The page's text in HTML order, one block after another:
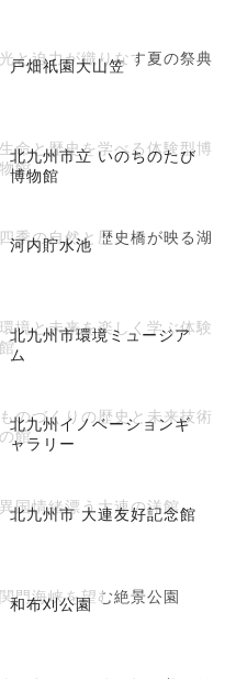
戸畑祇園大山笠
光と迫力が織りなす夏の祭典
北九州市立 いのちのたび
博物館
生命と歴史を学べる体験型博
物館
河内貯水池
四季の自然と歴史橋が映る湖
北九州市環境ミュージア
ム
環境と未来を楽しく学ぶ体験
館
北九州イノベーションギ
ャラリー
ものづくりの歴史と未来技術
の館
北九州市 大連友好記念館
異国情緒漂う大連の洋館
和布刈公園
関門海峡を望む絶景公園